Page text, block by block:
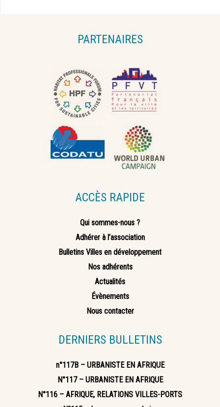
PARTENAIRES
ACCÈS RAPIDE
Qui sommes-nous ?
Adhérer à l’association
Bulletins Villes en développement
Nos adhérents
Actualités
Évènements
Nous contacter
DERNIERS BULLETINS
n°117B – URBANISTE EN AFRIQUE
N°117 – URBANISTE EN AFRIQUE
N°116 – AFRIQUE, RELATIONS VILLES-PORTS